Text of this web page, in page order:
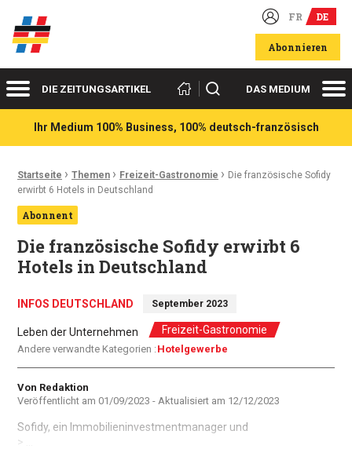
Deutsch-französische Wirtschaftsakteure FR DE
Abonnieren
MenüDIE ZEITUNGSARTIKEL Suchen DAS MEDIUM
Ihr Medium 100% Business, 100% deutsch-französisch
Ariadnefaden:
Startseite › Themen › Freizeit-Gastronomie › Die französische Sofidy
erwirbt 6 Hotels in Deutschland
Abonnent
Die französische Sofidy erwirbt 6
Hotels in Deutschland
INFOS DEUTSCHLAND September 2023
Leben der Unternehmen Freizeit-Gastronomie
Andere verwandte Kategorien : Hotelgewerbe
Autor
Von Redaktion
Veröffentlicht am 01/09/2023 - Aktualisiert am 12/12/2023
Sofidy, ein Immobilieninvestmentmanager und
> ...